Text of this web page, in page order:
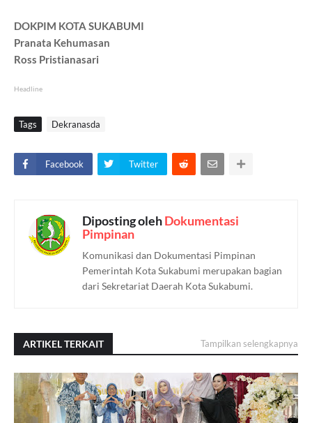
DOKPIM KOTA SUKABUMI
Pranata Kehumasan
Ross Pristianasari
Headline
Tags Dekranasda
Facebook Twitter
Diposting olehDokumentasi
Pimpinan
Komunikasi dan Dokumentasi Pimpinan
Pemerintah Kota Sukabumi merupakan bagian
dari Sekretariat Daerah Kota Sukabumi.
ARTIKEL TERKAIT Tampilkan selengkapnya